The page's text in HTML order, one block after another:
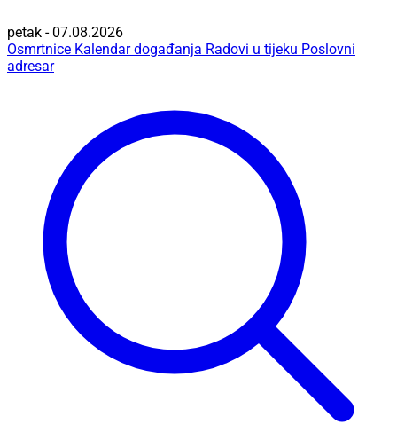
petak - 07.08.2026
Osmrtnice Kalendar događanja Radovi u tijeku Poslovni
adresar